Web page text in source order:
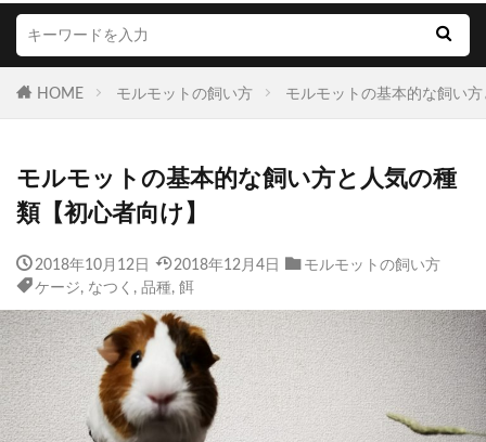
HOME モルモットの飼い方 モルモットの基本的な飼い
モルモットの基本的な飼い方と人気の種
類【初心者向け】
2018年10月12日 2018年12月4日
モルモットの飼い方
ケージ, なつく , 品種, 餌